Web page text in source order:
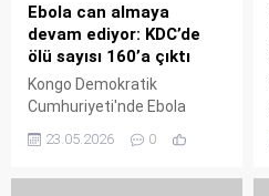
Ebola can almaya
devam ediyor: KDC’de
ölü sayısı 160’a çıktı
Kongo Demokratik
Cumhuriyeti'nde Ebola
salgınında can kaybı 160'a
yükseldi. Son 24 saatte 13
23.05.2026 0